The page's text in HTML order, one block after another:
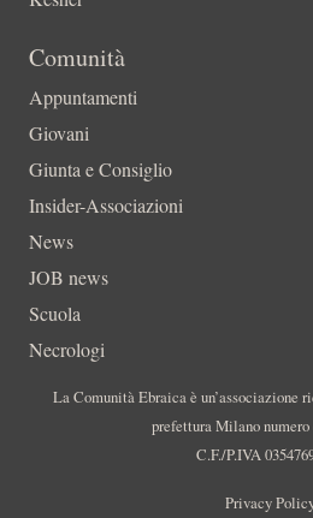
Comunità
Appuntamenti
Giovani
Giunta e Consiglio
Insider-Associazioni
News
JOB news
Scuola
Necrologi
La Comunità Ebraica è un’associazione
prefettura Milano numero
C.F./P.IVA
Privacy